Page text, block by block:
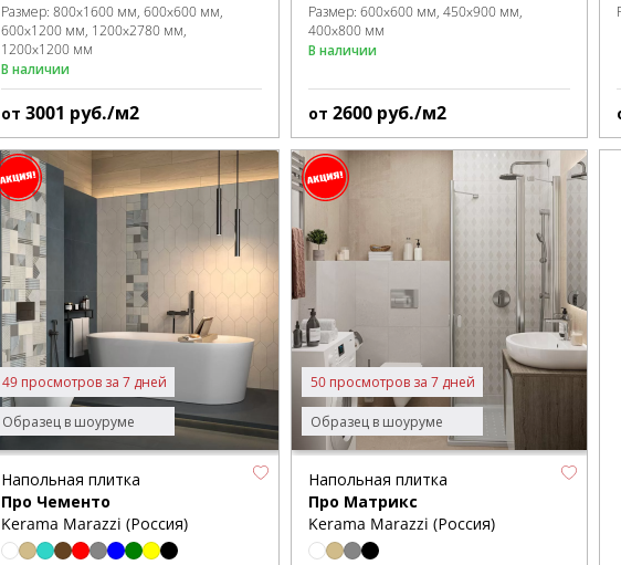
Размер: 800x1600 мм 600x600 мм
600x1200 мм 1200x2780 мм
1200x1200 мм
В наличии
от 3001 руб./м2
Размер:600x600 мм 450x900 мм
400x800 мм
В наличии
от2600 руб./м2
Образец в шоуруме
49 просмотров за 7 дней
Напольная плитка
Про Чементо
Kerama Marazzi (Россия)
Образец в шоуруме
50 просмотров за 7 дней
Напольная плитка
Про Матрикс
Kerama Marazzi (Россия)